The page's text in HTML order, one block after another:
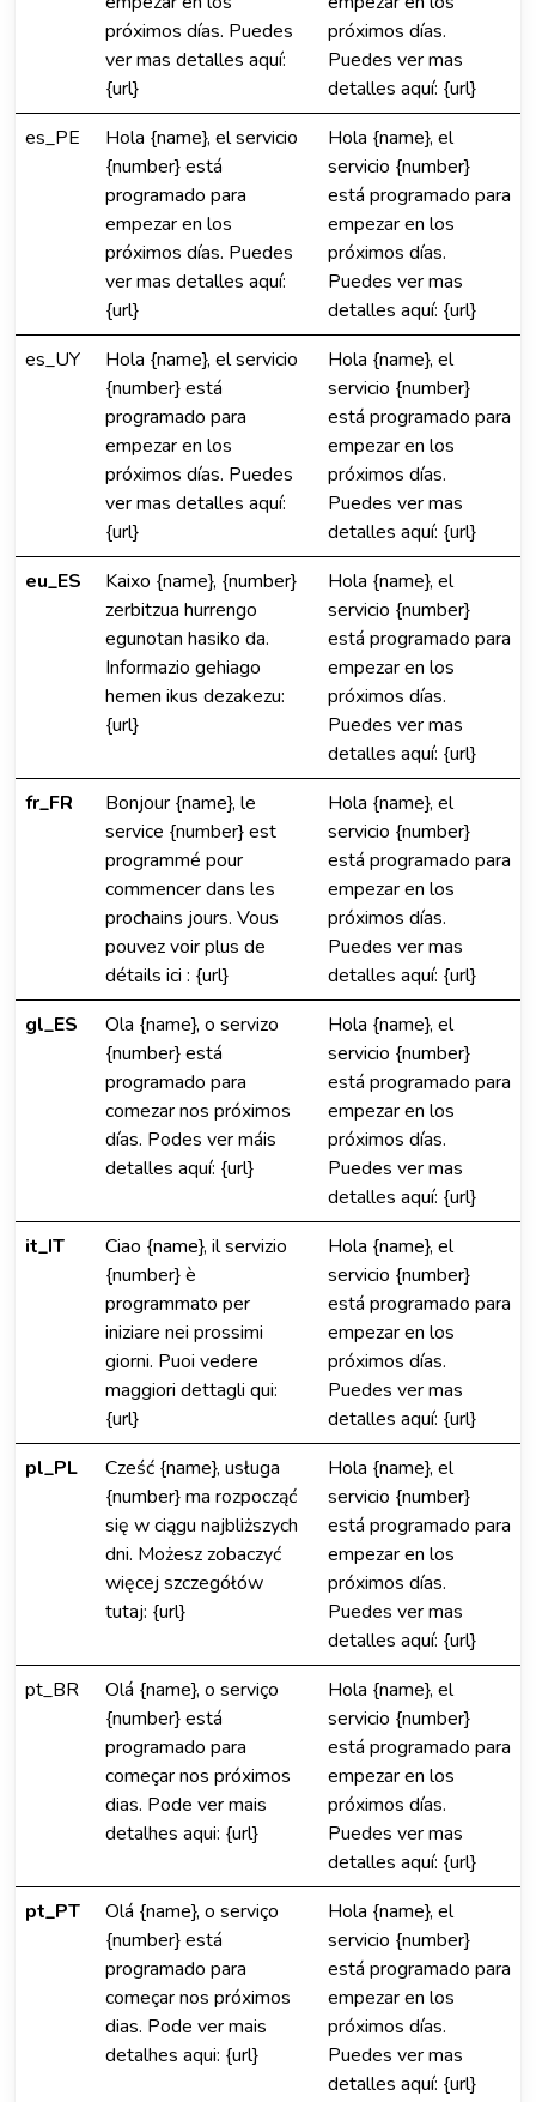
próximos días. Puedes
ver mas detalles aquí:
{url}
próximos días.
Puedes ver mas
detalles aquí: {url}
es_PE
Hola {name}, el servicio
{number} está
programado para
empezar en los
próximos días. Puedes
ver mas detalles aquí:
{url}
Hola {name}, el
servicio {number}
está programado para
empezar en los
próximos días.
Puedes ver mas
detalles aquí: {url}
es_UY
Hola {name}, el servicio
{number} está
programado para
empezar en los
próximos días. Puedes
ver mas detalles aquí:
{url}
Hola {name}, el
servicio {number}
está programado para
empezar en los
próximos días.
Puedes ver mas
detalles aquí: {url}
eu_ES
Kaixo {name}, {number}
zerbitzua hurrengo
egunotan hasiko da.
Informazio gehiago
hemen ikus dezakezu:
{url}
Hola {name}, el
servicio {number}
está programado para
empezar en los
próximos días.
Puedes ver mas
detalles aquí: {url}
fr_FR
Bonjour {name}, le
service {number} est
programmé pour
commencer dans les
prochains jours. Vous
pouvez voir plus de
détails ici : {url}
Hola {name}, el
servicio {number}
está programado para
empezar en los
próximos días.
Puedes ver mas
detalles aquí: {url}
gl_ES
Ola {name}, o servizo
{number} está
programado para
comezar nos próximos
días. Podes ver máis
detalles aquí: {url}
Hola {name}, el
servicio {number}
está programado para
empezar en los
próximos días.
Puedes ver mas
detalles aquí: {url}
it_IT
Ciao {name}, il servizio
{number} è
programmato per
iniziare nei prossimi
giorni. Puoi vedere
maggiori dettagli qui:
{url}
Hola {name}, el
servicio {number}
está programado para
empezar en los
próximos días.
Puedes ver mas
detalles aquí: {url}
pl_PL
Cześć {name}, usługa
{number} ma rozpocząć
się w ciągu najbliższych
dni. Możesz zobaczyć
więcej szczegółów
tutaj: {url}
Hola {name}, el
servicio {number}
está programado para
empezar en los
próximos días.
Puedes ver mas
detalles aquí: {url}
pt_BR
Olá {name}, o serviço
{number} está
programado para
começar nos próximos
dias. Pode ver mais
detalhes aqui: {url}
Hola {name}, el
servicio {number}
está programado para
empezar en los
próximos días.
Puedes ver mas
detalles aquí: {url}
pt_PT
Olá {name}, o serviço
{number} está
programado para
começar nos próximos
dias. Pode ver mais
detalhes aqui: {url}
Hola {name}, el
servicio {number}
está programado para
empezar en los
próximos días.
Puedes ver mas
detalles aquí: {url}